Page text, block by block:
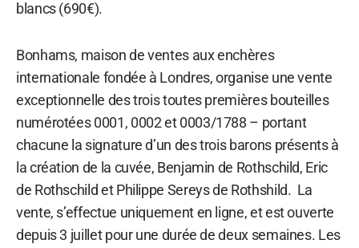
blancs (690€).
Bonhams, maison de ventes aux enchères
internationale fondée à Londres, organise une vente
exceptionnelle des trois toutes premières bouteilles
numérotées 0001, 0002 et 0003/1788 – portant
chacune la signature d’un des trois barons présents à
la création de la cuvée, Benjamin de Rothschild, Eric
de Rothschild et Philippe Sereys de Rothshild. La
vente, s’effectue uniquement en ligne, et est ouverte
depuis 3 juillet pour une durée de deux semaines. Les